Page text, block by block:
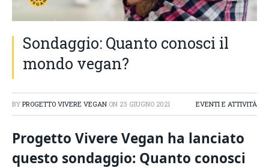
Sondaggio: Quanto conosci il
mondo vegan?
BY PROGETTO VIVERE VEGAN ON 23 GIUGNO 2021 EVENTI E ATTIVITÀ
Progetto Vivere Vegan ha lanciato
questo sondaggio: Quanto conosci